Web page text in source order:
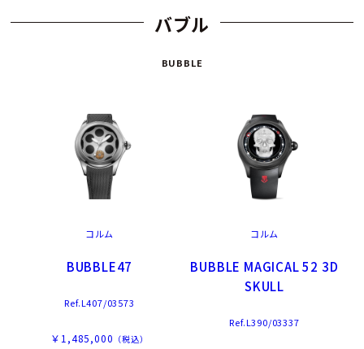
バブル
BUBBLE
コルム
BUBBLE47
Ref.L407/03573
￥1,485,000 （税込）
コルム
BUBBLE MAGICAL 52 3D
SKULL
Ref.L390/03337